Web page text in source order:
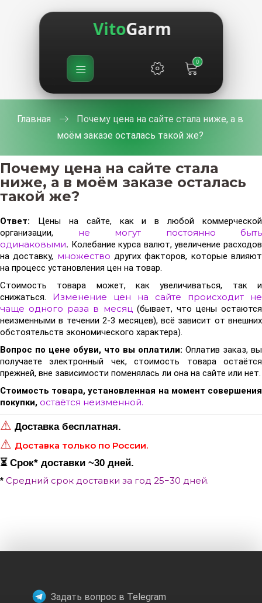
VitoGarm
0
Главная
Почему цена на сайте стала ниже, а в
моём заказе осталась такой же?
Почему цена на сайте стала
ниже, а в моём заказе осталась
такой же?
Ответ: Цены на сайте, как и в любой коммерческой
организации, не могут постоянно быть
одинаковыми. Колебание курса валют, увеличение расходов
на доставку, множестводругих факторов, которые влияют
на процесс установления цен на товар.
Стоимость товара может, как увеличиваться, так и
снижаться. Изменение цен на сайте происходит не
чаще одного раза в месяц (бывает, что цены остаются
неизменными в течении 2-3 месяцев), всё зависит от внешних
обстоятельств экономического характера).
Вопрос по цене обуви, что вы оплатили: Оплатив заказ, вы
получаете электронный чек, стоимость товара остаётся
прежней, вне зависимости поменялась ли она на сайте или нет.
Стоимость товара, установленная на момент совершения
покупки, остаётся неизменной.
⚠ Доставка бесплатная.
⚠ Доставка только по России.
⏳ Срок* доставки ~30 дней.
* Средний срок доставки за год 25−30 дней.
Задать вопрос в Telegram